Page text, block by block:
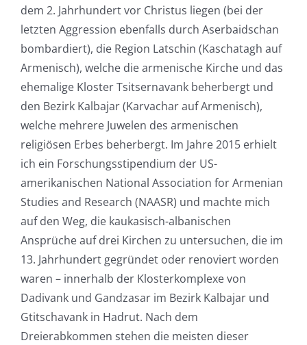
dem 2. Jahrhundert vor Christus liegen (bei der
letzten Aggression ebenfalls durch Aserbaidschan
bombardiert), die Region Latschin (Kaschatagh auf
Armenisch), welche die armenische Kirche und das
ehemalige Kloster Tsitsernavank beherbergt und
den Bezirk Kalbajar (Karvachar auf Armenisch),
welche mehrere Juwelen des armenischen
religiösen Erbes beherbergt. Im Jahre 2015 erhielt
ich ein Forschungsstipendium der US-
amerikanischen National Association for Armenian
Studies and Research (NAASR) und machte mich
auf den Weg, die kaukasisch-albanischen
Ansprüche auf drei Kirchen zu untersuchen, die im
13. Jahrhundert gegründet oder renoviert worden
waren – innerhalb der Klosterkomplexe von
Dadivank und Gandzasar im Bezirk Kalbajar und
Gtitschavank in Hadrut. Nach dem
Dreierabkommen stehen die meisten dieser